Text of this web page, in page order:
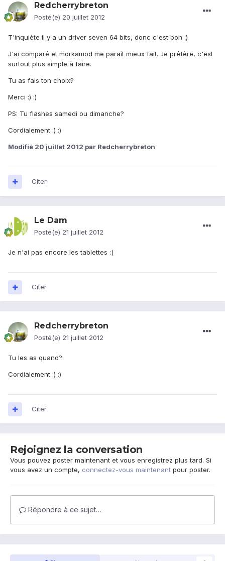
Redcherrybreton
Posté(e) 20 juillet 2012
T'inquiète il y a un driver seven 64 bits, donc c'est bon :)
J'ai comparé et morkamod me paraît mieux fait. Je préfère, c'est
surtout plus simple à faire.
Tu as fais ton choix?
Merci :) :)
PS: Tu flashes samedi ou dimanche?
Cordialement :) :)
Modifié 20 juillet 2012 par Redcherrybreton
Citer
Le Dam
Posté(e) 21 juillet 2012
Je n'ai pas encore les tablettes :(
Citer
Redcherrybreton
Posté(e) 21 juillet 2012
Tu les as quand?
Cordialement :) :)
Citer
Rejoignez la conversation
Vous pouvez poster maintenant et vous enregistrez plus tard. Si
vous avez un compte, connectez-vous maintenant pour poster.
Répondre à ce sujet…